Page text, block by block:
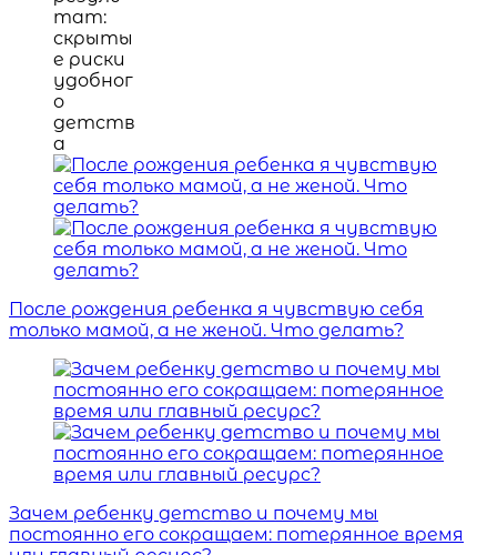
После рождения ребенка я чувствую себя
только мамой, а не женой. Что делать?
Зачем ребенку детство и почему мы
постоянно его сокращаем: потерянное время